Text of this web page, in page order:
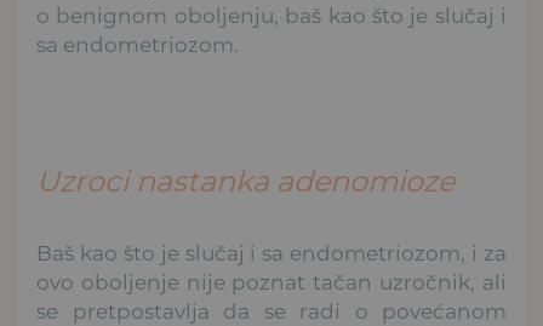
o benignom oboljenju, baš kao što je slučaj i
sa endometriozom.
Uzroci nastanka adenomioze
Baš kao što je slučaj i sa endometriozom, i za
ovo oboljenje nije poznat tačan uzročnik, ali
se pretpostavlja da se radi o povećanom